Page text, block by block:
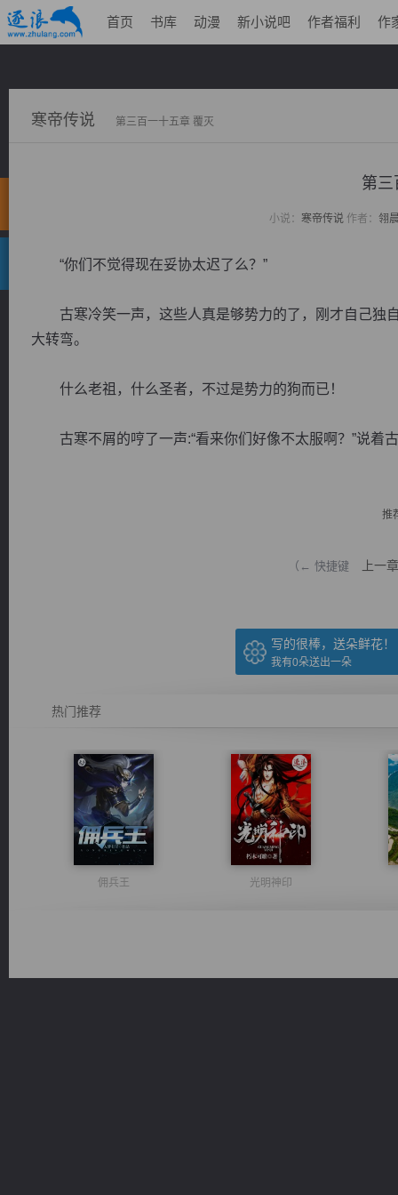
首页 书库 动漫 新小说吧 作者福利 作
寒帝传说 第三百一十五章 覆灭
第三
小说： 寒帝传说作者： 翎
“你们不觉得现在妥协太迟了么？”
古寒冷笑一声，这些人真是够势力的了，刚才自己独
大转弯。
什么老祖，什么圣者，不过是势力的狗而已！
古寒不屑的哼了一声:“看来你们好像不太服啊？”说着
推
（← 快捷键 上一章
写的很棒，送朵鲜花！
我有0朵送出一朵
热门推荐
佣兵王 光明神印